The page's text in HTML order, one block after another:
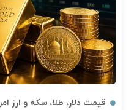
قیمت دلار، طلا، سکه و ارز امروز 15 مرداد 1405 + جدول کامل